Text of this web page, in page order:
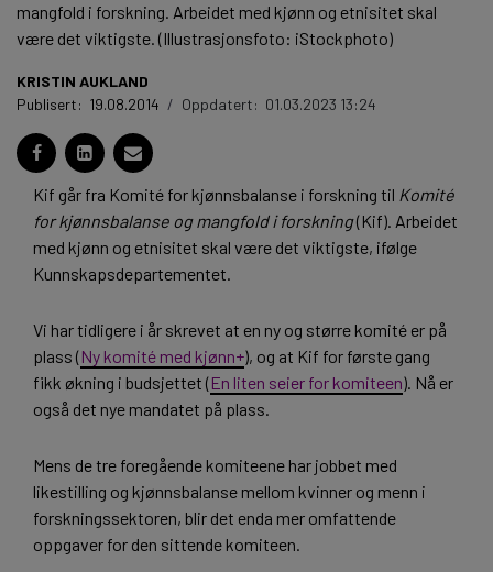
mangfold i forskning. Arbeidet med kjønn og etnisitet skal
være det viktigste. (Illustrasjonsfoto: iStockphoto)
KRISTIN AUKLAND
Publisert: 19.08.2014 / Oppdatert: 01.03.2023 13:24
Kif går fra Komité for kjønnsbalanse i forskning til Komité
for kjønnsbalanse og mangfold i forskning(Kif). Arbeidet
med kjønn og etnisitet skal være det viktigste, ifølge
Kunnskapsdepartementet.
Vi har tidligere i år skrevet at en ny og større komité er på
plass (Ny komité med kjønn+), og at Kif for første gang
fikk økning i budsjettet (En liten seier for komiteen). Nå er
også det nye mandatet på plass.
Mens de tre foregående komiteene har jobbet med
likestilling og kjønnsbalanse mellom kvinner og menn i
forskningssektoren, blir det enda mer omfattende
oppgaver for den sittende komiteen.